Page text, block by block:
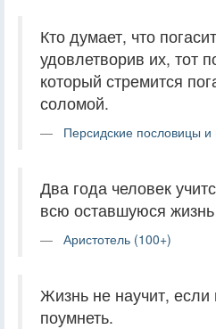
Кто думает, что
удовлетворив их, тот
который стремится
соломой.
Персидские пословицы и
Два года человек
всю оставшуюся жизнь
Аристотель (100+)
Жизнь не научит, если
поумнеть.